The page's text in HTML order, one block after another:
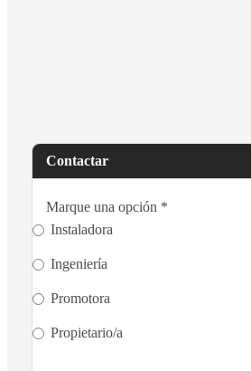
Contactar
Marque una opción *
Instaladora
Ingeniería
Promotora
Propietario/a